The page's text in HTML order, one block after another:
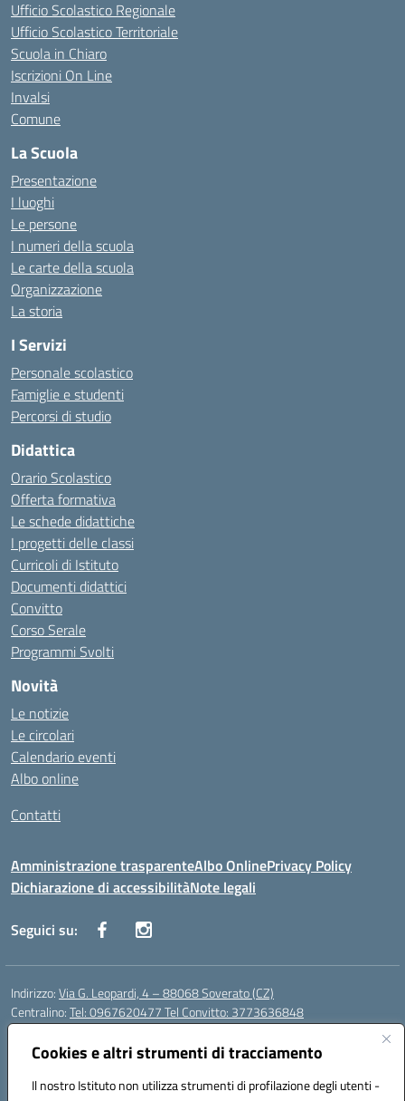
Cookies e altri strumenti di tracciamento
Il nostro Istituto non utilizza strumenti di profilazione degli utenti -
Ufficio Scolastico Regionale
Ufficio Scolastico Territoriale
Scuola in Chiaro
Iscrizioni On Line
Invalsi
Comune
La Scuola
Presentazione
I luoghi
Le persone
I numeri della scuola
Le carte della scuola
Organizzazione
La storia
I Servizi
Personale scolastico
Famiglie e studenti
Percorsi di studio
Didattica
Orario Scolastico
Offerta formativa
Le schede didattiche
I progetti delle classi
Curricoli di Istituto
Documenti didattici
Convitto
Corso Serale
Programmi Svolti
Novità
Le notizie
Le circolari
Calendario eventi
Albo online
Contatti
Amministrazione trasparenteAlbo OnlinePrivacy Policy
Dichiarazione di accessibilitàNote legali
Seguici su:
Indirizzo:Via G. Leopardi, 4 – 88068 Soverato (CZ)
Centralino:Tel: 0967620477 Tel Convitto: 3773636848
Email:
Posta elettronica certificata (PEC):czrh04000q@pec.istruzione.it
Codice fiscale: 84000690796